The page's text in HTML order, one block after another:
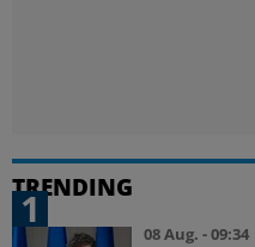
TRENDING
1
08 Aug. - 09:34